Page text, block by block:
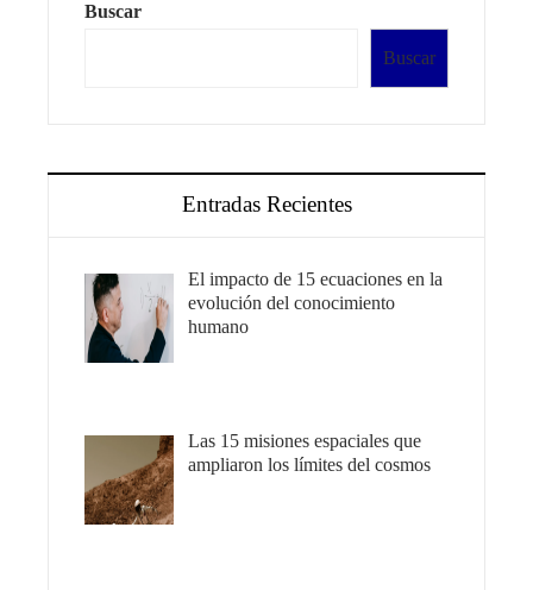
Buscar
Buscar
Entradas Recientes
El impacto de 15 ecuaciones en la
evolución del conocimiento
humano
Las 15 misiones espaciales que
ampliaron los límites del cosmos